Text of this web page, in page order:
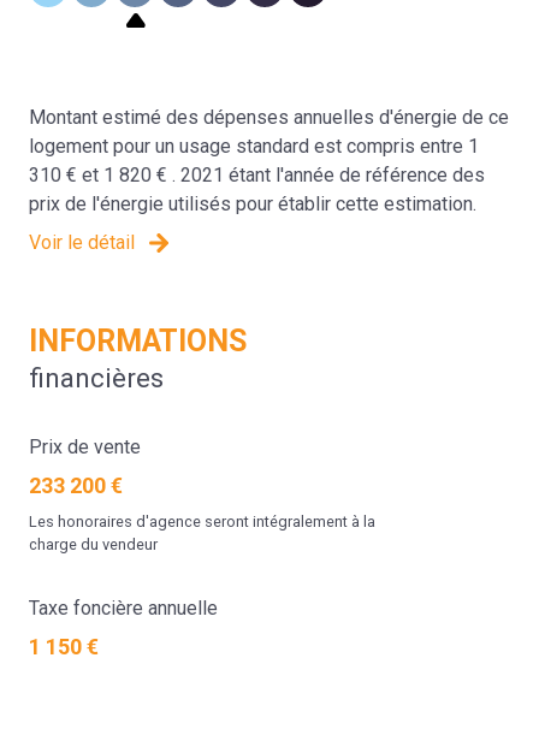
Montant estimé des dépenses annuelles d'énergie de ce
logement pour un usage standard est compris entre 1
310 € et 1 820 € . 2021 étant l'année de référence des
prix de l'énergie utilisés pour établir cette estimation.
Voir le détail
INFORMATIONS
financières
Prix de vente
233 200 €
Les honoraires d'agence seront intégralement à la
charge du vendeur
Taxe foncière annuelle
1 150 €